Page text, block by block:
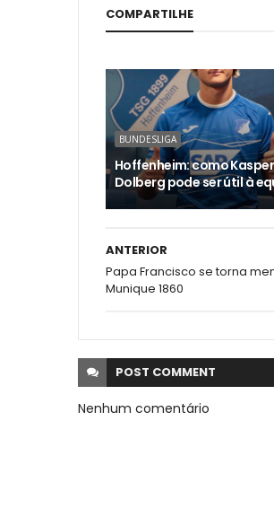
COMPARTILHE
BUNDESLIGA
Hoffenheim: como Kasper
Dolberg pode ser útil à
ANTERIOR
Papa Francisco se torna
Munique 1860
POST COMMENT
Nenhum comentário